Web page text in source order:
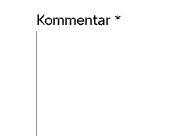
Kommentar *